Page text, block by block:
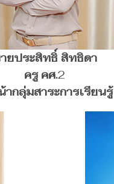
ยประสิทธิ์ สิทธิดา
ครู คศ.2
กลุ่มสาระการเรียนรู้